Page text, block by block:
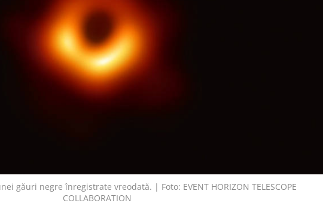
găuri negre înregistrate vreodată. | Foto: EVENT HORIZON TELESCOPE
COLLABORATION